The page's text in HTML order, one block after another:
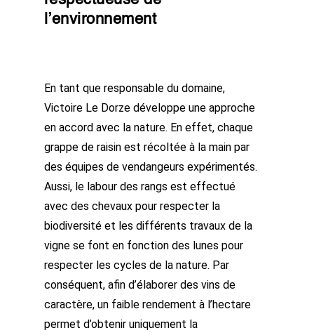
l’environnement
En tant que responsable du domaine,
Victoire Le Dorze développe une approche
en accord avec la nature. En effet, chaque
grappe de raisin est récoltée à la main par
des équipes de vendangeurs expérimentés.
Aussi, le labour des rangs est effectué
avec des chevaux pour respecter la
biodiversité et les différents travaux de la
vigne se font en fonction des lunes pour
respecter les cycles de la nature. Par
conséquent, afin d’élaborer des vins de
caractère, un faible rendement à l’hectare
permet d’obtenir uniquement la